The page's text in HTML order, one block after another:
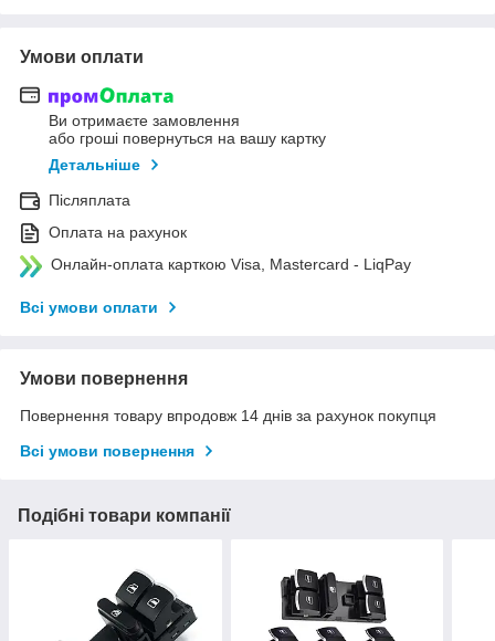
Умови оплати
Ви отримаєте замовлення
або гроші повернуться на вашу картку
Детальніше
Післяплата
Оплата на рахунок
Онлайн-оплата карткою Visa, Mastercard - LiqPay
Всі умови оплати
Умови повернення
Повернення товару впродовж 14 днів за рахунок покупця
Всі умови повернення
Подібні товари компанії